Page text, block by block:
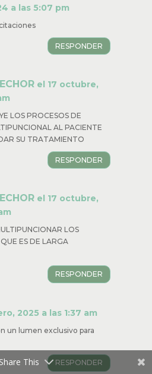
a las 5:07 pm
RESPONDER
el 17 octubre,
LOS PROCESOS DE
AL PACIENTE
SU TRATAMIENTO
RESPONDER
el 17 octubre,
LOS
ES DE LARGA
RESPONDER
2025 a las 1:37 am
un lumen exclusivo para
RESPONDER
Share This